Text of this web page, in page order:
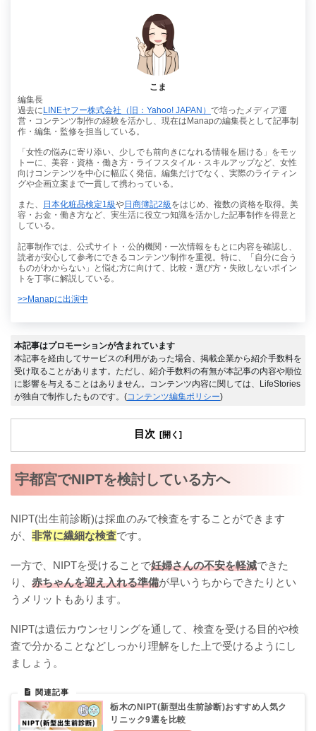
こま
編集長
過去にLINEヤフー株式会社（旧：Yahoo! JAPAN） で培ったメディア運
営・コンテンツ制作の経験を活かし、現在はManapの編集長として記事制
作・編集・監修を担当している。
「女性の悩みに寄り添い、少しでも前向きになれる情報を届ける」をモッ
トーに、美容・資格・働き方・ライフスタイル・スキルアップなど、女性
向けコンテンツを中心に幅広く発信。編集だけでなく、実際のライティン
グや企画立案まで一貫して携わっている。
また、 日本化粧品検定1級や日商簿記2級をはじめ、複数の資格を取得。美
容・お金・働き方など、実生活に役立つ知識を活かした記事制作を得意と
している。
記事制作では、公式サイト・公的機関・一次情報をもとに内容を確認し、
読者が安心して参考にできるコンテンツ制作を重視。特に、「自分に合う
ものがわからない」と悩む方に向けて、比較・選び方・失敗しないポイン
トを丁寧に解説している。
>>Manapに出演中
本記事はプロモーションが含まれています
本記事を経由してサービスの利用があった場合、掲載企業から紹介手数料を
受け取ることがあります。ただし、紹介手数料の有無が本記事の内容や順位
に影響を与えることはありません。コンテンツ内容に関しては、LifeStories
が独自で制作したものです。(コンテンツ編集ポリシー)
目次
宇都宮でNIPTを検討している方へ
NIPT(出生前診断)は採血のみで検査をすることができます
が、 非常に繊細な検査です。
一方で、NIPTを受けることで妊婦さんの不安を軽減できた
り、 赤ちゃんを迎え入れる準備が早いうちからできたりとい
うメリットもあります。
NIPTは遺伝カウンセリングを通して、検査を受ける目的や検
査で分かることなどしっかり理解をした上で受けるようにし
ましょう。
栃木のNIPT(新型出生前診断)おすすめ人気ク
リニック9選を比較